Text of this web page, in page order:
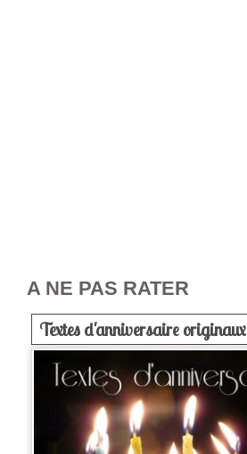
A NE PAS RATER
Textes d'anniversaire originaux